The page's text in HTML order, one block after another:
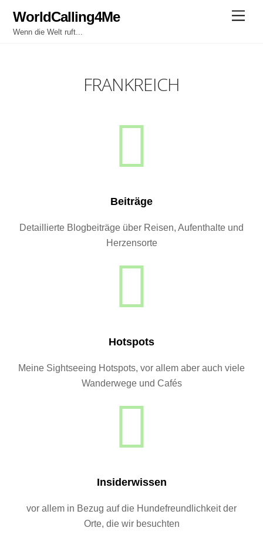
content
WorldCalling4Me
Wenn die Welt ruft...
FRANKREICH
Beiträge
Detaillierte Blogbeiträge über Reisen, Aufenthalte und
Herzensorte
Hotspots
Meine Sightseeing Hotspots, vor allem aber auch viele
Wanderwege und Cafés
Insiderwissen
vor allem in Bezug auf die Hundefreundlichkeit der
Orte, die wir besuchten